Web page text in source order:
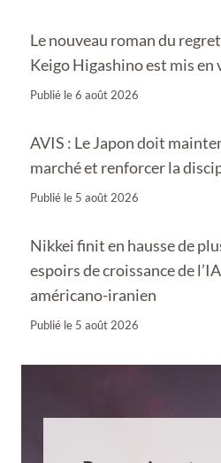
Le nouveau roman du
Keigo Higashino est mis en
Publié le6 août 2026
AVIS : Le Japon doit
marché et renforcer la
Publié le 5 août 2026
Nikkei finit en hausse de
espoirs de croissance de
américano-iranien
Publié le 5 août 2026